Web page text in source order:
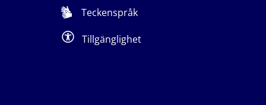
Teckenspråk
Tillgänglighet